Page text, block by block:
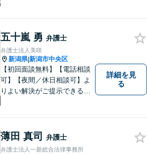
く）】【土曜相談可】
五十嵐 勇 弁護士
弁護士法人美咲
新潟県|新潟市中央区
【初回面談無料】【電話相談
可】【夜間／休日相談可】よ
りよい解決がご提示できるよ
詳細を見
る
薄田 真司 弁護士
弁護士法人一新総合法律事務所